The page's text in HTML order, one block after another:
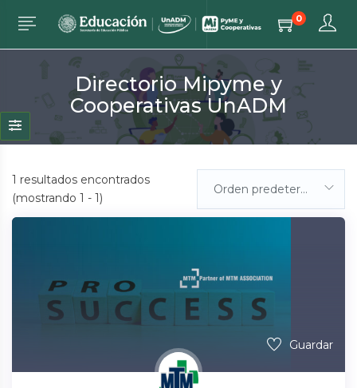
0
Directorio Mipyme y
Cooperativas UnADM
1 resultados encontrados
(mostrando 1 - 1)
Orden predeterminada
Guardar